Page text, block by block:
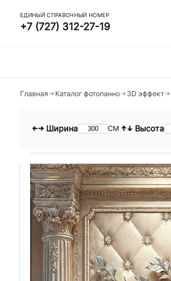
ЕДИНЫЙ СПРАВОЧНЫЙ НОМЕР
+7 (727) 312-27-19
Главная Каталог фотопанно 3D эффект
Ширина СМ Высота